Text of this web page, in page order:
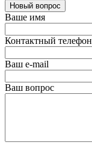
Новый вопрос
Ваше имя
Контактный телефон
Ваш e-mail
Ваш вопрос